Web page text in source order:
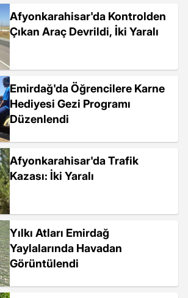
Afyonkarahisar'da Kontrolden
Çıkan Araç Devrildi, İki Yaralı
Emirdağ'da Öğrencilere Karne
Hediyesi Gezi Programı
Düzenlendi
Afyonkarahisar'da Trafik
Kazası: İki Yaralı
Yılkı Atları Emirdağ
Yaylalarında Havadan
Görüntülendi